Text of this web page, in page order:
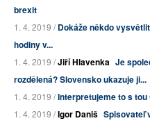
brexit
1. 4. 2019 /Dokáže někdo
hodiny v...
1. 4. 2019 /Jiří Hlavenka Je
rozdělená? Slovensko ukazuje ji...
1. 4. 2019 /Interpretujeme to s
1. 4. 2019 /Igor Daniš Spisovateľ